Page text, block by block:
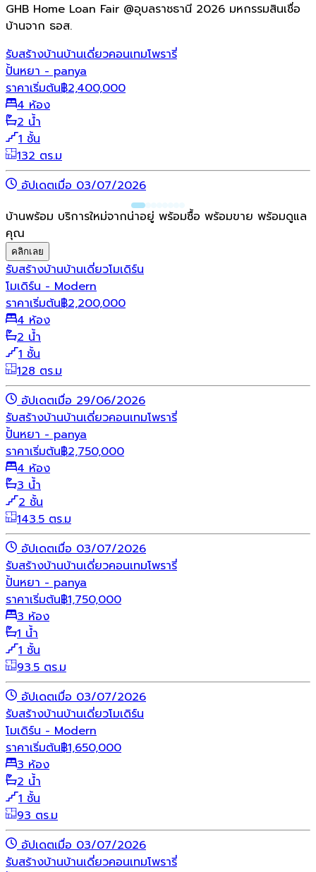
GHB Home Loan Fair @อุบลราชธานี 2026 มหกรรมสินเชื่อ
บ้านจาก ธอส.
รับสร้างบ้านบ้านเดี่ยวคอนเทมโพรารี่
ปั้นหยา - panya
ราคาเริ่มต้น฿2,400,000
4 ห้อง
2 น้ำ
1 ชั้น
132 ตร.ม
อัปเดตเมื่อ 03/07/2026
บ้านพร้อม บริการใหม่จากน่าอยู่ พร้อมซื้อ พร้อมขาย พร้อมดูแล
คุณ
คลิกเลย
รับสร้างบ้านบ้านเดี่ยวโมเดิร์น
โมเดิร์น - Modern
ราคาเริ่มต้น฿2,200,000
4 ห้อง
2 น้ำ
1 ชั้น
128 ตร.ม
อัปเดตเมื่อ 29/06/2026
รับสร้างบ้านบ้านเดี่ยวคอนเทมโพรารี่
ปั้นหยา - panya
ราคาเริ่มต้น฿2,750,000
4 ห้อง
3 น้ำ
2 ชั้น
143.5 ตร.ม
อัปเดตเมื่อ 03/07/2026
รับสร้างบ้านบ้านเดี่ยวคอนเทมโพรารี่
ปั้นหยา - panya
ราคาเริ่มต้น฿1,750,000
3 ห้อง
1 น้ำ
1 ชั้น
93.5 ตร.ม
อัปเดตเมื่อ 03/07/2026
รับสร้างบ้านบ้านเดี่ยวโมเดิร์น
โมเดิร์น - Modern
ราคาเริ่มต้น฿1,650,000
3 ห้อง
2 น้ำ
1 ชั้น
93 ตร.ม
อัปเดตเมื่อ 03/07/2026
รับสร้างบ้านบ้านเดี่ยวคอนเทมโพรารี่